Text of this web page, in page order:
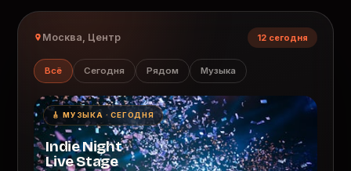
Москва, Центр 12 сегодня
Всё Сегодня Рядом Музыка
🎸 МУЗЫКА · СЕГОДНЯ
Indie Night
Live Stage